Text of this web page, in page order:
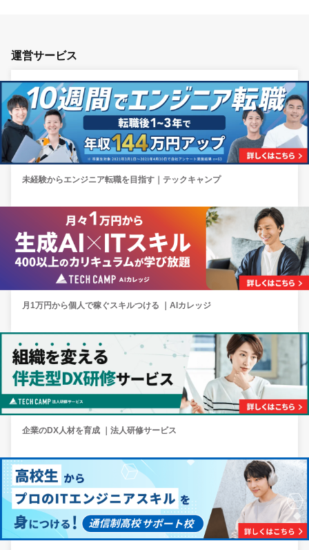
運営サービス
未経験からエンジニア転職を目指す｜テックキャンプ
月1万円から個人で稼ぐスキルつける ｜AIカレッジ
企業のDX人材を育成 ｜法人研修サービス